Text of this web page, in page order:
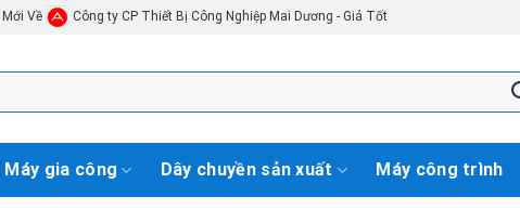
Về Công ty CP Thiết Bị Công Nghiệp Mai Dương - Giá Tốt
Máy gia công Dây chuyền sản xuất Máy công trình